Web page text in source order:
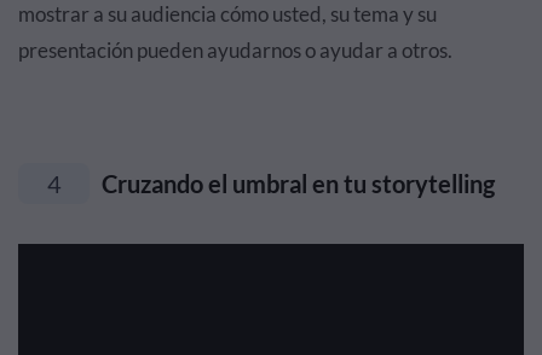
mostrar a su audiencia cómo usted, su tema y su
presentación pueden ayudarnos o ayudar a otros.
4 Cruzando el umbral en tu storytelling